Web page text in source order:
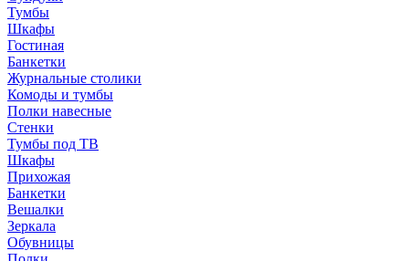
Тумбы
Шкафы
Гостиная
Банкетки
Журнальные столики
Комоды и тумбы
Полки навесные
Стенки
Тумбы под ТВ
Шкафы
Прихожая
Банкетки
Вешалки
Зеркала
Обувницы